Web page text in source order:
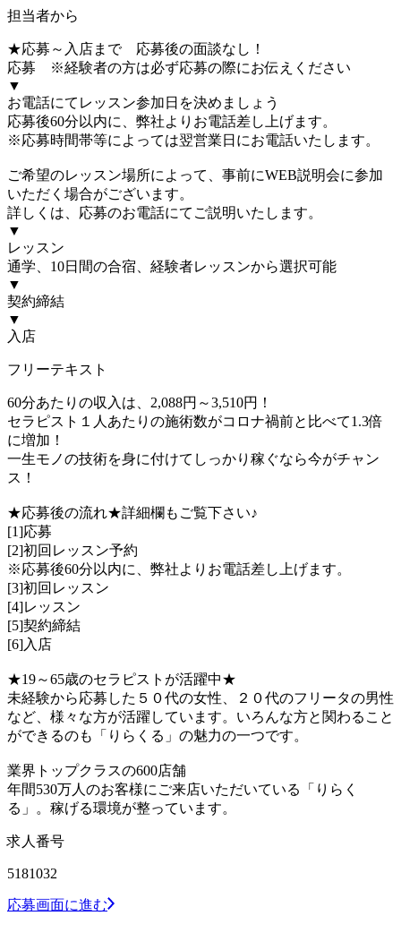
担当者から
★応募～入店まで 応募後の面談なし！
応募 ※経験者の方は必ず応募の際にお伝えください
▼
お電話にてレッスン参加日を決めましょう
応募後60分以内に、弊社よりお電話差し上げます。
※応募時間帯等によっては翌営業日にお電話いたします。
ご希望のレッスン場所によって、事前にWEB説明会に参加
いただく場合がございます。
詳しくは、応募のお電話にてご説明いたします。
▼
レッスン
通学、10日間の合宿、経験者レッスンから選択可能
▼
契約締結
▼
入店
フリーテキスト
60分あたりの収入は、2,088円～3,510円！
セラピスト１人あたりの施術数がコロナ禍前と比べて1.3倍
に増加！
一生モノの技術を身に付けてしっかり稼ぐなら今がチャン
ス！
★応募後の流れ★詳細欄もご覧下さい♪
[1]応募
[2]初回レッスン予約
※応募後60分以内に、弊社よりお電話差し上げます。
[3]初回レッスン
[4]レッスン
[5]契約締結
[6]入店
★19～65歳のセラピストが活躍中★
未経験から応募した５０代の女性、２０代のフリータの男性
など、様々な方が活躍しています。いろんな方と関わること
ができるのも「りらくる」の魅力の一つです。
業界トップクラスの600店舗
年間530万人のお客様にご来店いただいている「りらく
る」。稼げる環境が整っています。
求人番号
5181032
応募画面に進む